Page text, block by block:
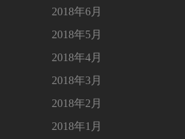
2018年6月
2018年5月
2018年4月
2018年3月
2018年2月
2018年1月